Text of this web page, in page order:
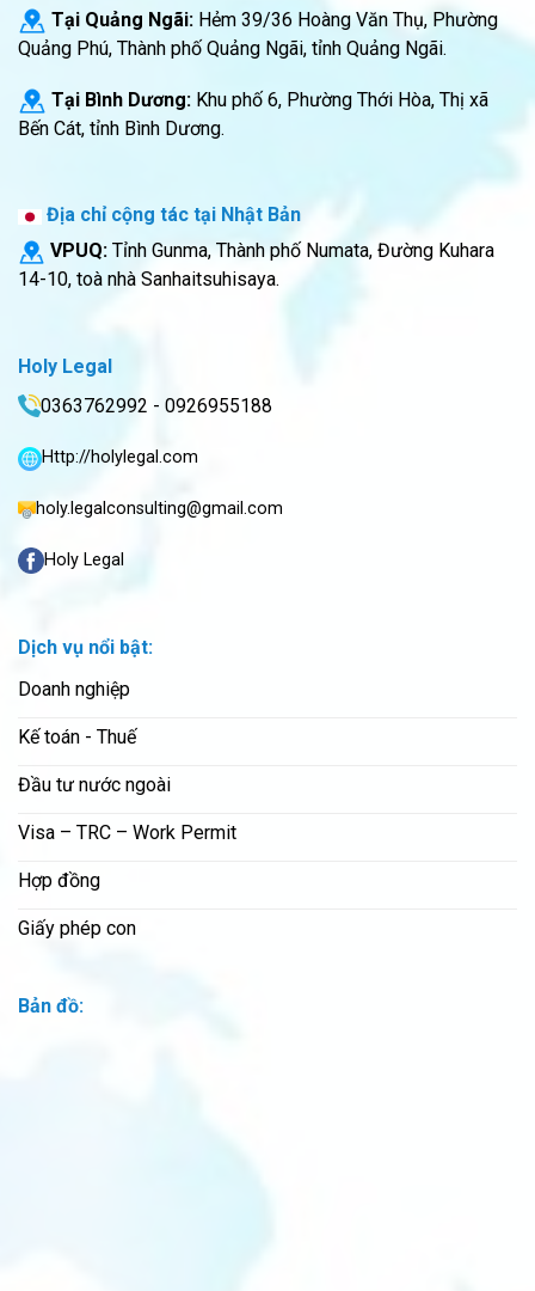
Tại Quảng Ngãi: Hẻm 39/36 Hoàng Văn Thụ, Phường
Quảng Phú, Thành phố Quảng Ngãi, tỉnh Quảng Ngãi.
Tại Bình Dương: Khu phố 6, Phường Thới Hòa, Thị xã
Bến Cát, tỉnh Bình Dương.
Địa chỉ cộng tác tại Nhật Bản
VPUQ: Tỉnh Gunma, Thành phố Numata, Đường Kuhara
14-10, toà nhà Sanhaitsuhisaya.
Holy Legal
0363762992 - 0926955188
Http://holylegal.com
holy.legalconsulting@gmail.com
Holy Legal
Dịch vụ nổi bật:
Doanh nghiệp
Kế toán - Thuế
Đầu tư nước ngoài
Visa – TRC – Work Permit
Hợp đồng
Giấy phép con
Bản đồ: